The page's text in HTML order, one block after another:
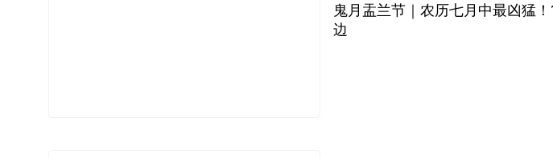
鬼月盂兰节｜农历七月中最凶猛
边